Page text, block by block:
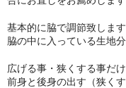
基本的に脇で調節致しま
脇の中に入っている生地
広げる事・狭くする事だ
前身と後身の出す（狭く